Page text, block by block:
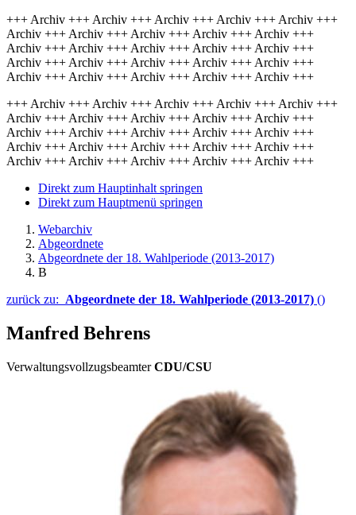
+++ Archiv +++ Archiv +++ Archiv +++ Archiv +++ Archiv +++
Archiv +++ Archiv +++ Archiv +++ Archiv +++ Archiv +++
Archiv +++ Archiv +++ Archiv +++ Archiv +++ Archiv +++
Archiv +++ Archiv +++ Archiv +++ Archiv +++ Archiv +++
Archiv +++ Archiv +++ Archiv +++ Archiv +++ Archiv +++
+++ Archiv +++ Archiv +++ Archiv +++ Archiv +++ Archiv +++
Archiv +++ Archiv +++ Archiv +++ Archiv +++ Archiv +++
Archiv +++ Archiv +++ Archiv +++ Archiv +++ Archiv +++
Archiv +++ Archiv +++ Archiv +++ Archiv +++ Archiv +++
Archiv +++ Archiv +++ Archiv +++ Archiv +++ Archiv +++
Direkt zum Hauptinhalt springen
Direkt zum Hauptmenü springen
Webarchiv
Abgeordnete
Abgeordnete der 18. Wahlperiode (2013-2017)
B
zurück zu: Abgeordnete der 18. Wahlperiode (2013-2017) ()
Manfred Behrens
Verwaltungsvollzugsbeamter CDU/CSU